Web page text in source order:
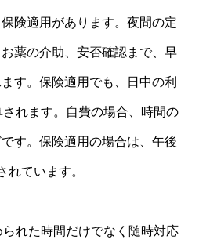
険適用があります。夜間の定
薬の介助、安否確認まで、早
す。保険適用でも、日中の利
れます。自費の場合、時間の
す。保険適用の場合は、午後
れています。
れた時間だけでなく随時対応